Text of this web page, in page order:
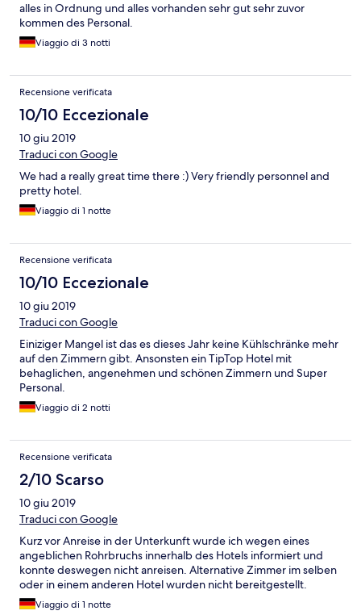
alles in Ordnung und alles vorhanden sehr gut sehr zuvor
kommen des Personal.
Viaggio di 3 notti
Recensione verificata
10/10 Eccezionale
10 giu 2019
Traduci con Google
We had a really great time there :) Very friendly personnel and
pretty hotel.
Viaggio di 1 notte
Recensione verificata
10/10 Eccezionale
10 giu 2019
Traduci con Google
Einiziger Mangel ist das es dieses Jahr keine Kühlschränke mehr
auf den Zimmern gibt. Ansonsten ein TipTop Hotel mit
behaglichen, angenehmen und schönen Zimmern und Super
Personal.
Viaggio di 2 notti
Recensione verificata
2/10 Scarso
10 giu 2019
Traduci con Google
Kurz vor Anreise in der Unterkunft wurde ich wegen eines
angeblichen Rohrbruchs innerhalb des Hotels informiert und
konnte deswegen nicht anreisen. Alternative Zimmer im selben
oder in einem anderen Hotel wurden nicht bereitgestellt.
Viaggio di 1 notte